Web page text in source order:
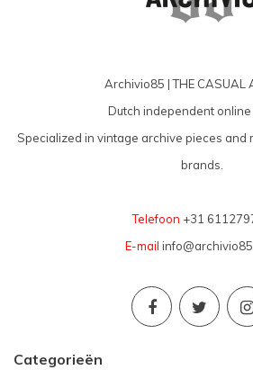
Archivio85 | THE CASUAL
Dutch independent
Specialized in vintage archive pieces and
brands.
Telefoon +31
E-mail
Categorieën